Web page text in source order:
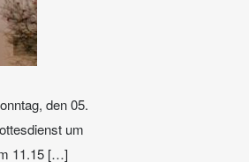
den 05.
um
11.15 […]